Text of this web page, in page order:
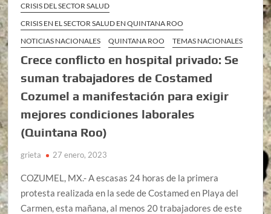
CRISIS DEL SECTOR SALUD
CRISIS EN EL SECTOR SALUD EN QUINTANA ROO
NOTICIAS NACIONALES
QUINTANA ROO TEMAS NACIONALES
Crece conflicto en hospital privado: Se
suman trabajadores de Costamed
Cozumel a manifestación para exigir
mejores condiciones laborales
(Quintana Roo)
grieta 27 enero, 2023
COZUMEL, MX.- A escasas 24 horas de la primera
protesta realizada en la sede de Costamed en Playa del
Carmen, esta mañana, al menos 20 trabajadores de este